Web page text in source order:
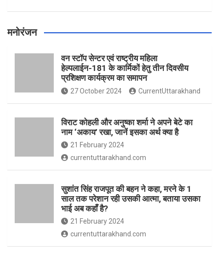
मनोरंजन
वन स्टॉप सेन्टर एवं राष्ट्रीय महिला
हेल्पलाईन-181 के कार्मिकों हेतु तीन दिवसीय
प्रशिक्षण कार्यक्रम का समापन
27 October 2024 CurrentUttarakhand
विराट कोहली और अनुष्का शर्मा ने अपने बेटे का
नाम ‘अकाय’ रखा, जानें इसका अर्थ क्‍या है
21 February 2024
currentuttarakhand.com
सुशांत सिंह राजपूत की बहन ने कहा, मरने के 1
साल तक परेशान रही उसकी आत्मा, बताया उसका
भाई अब कहाँ है?
21 February 2024
currentuttarakhand.com